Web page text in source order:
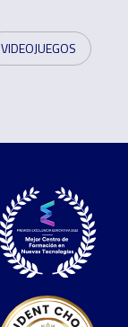
VIDEOJUEGOS